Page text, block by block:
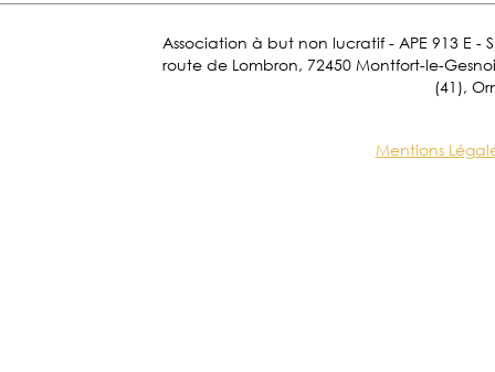
Association à but non lucratif - APE 913 E -
route de Lombron, 72450 Montfort-le-
(41),
Mentions